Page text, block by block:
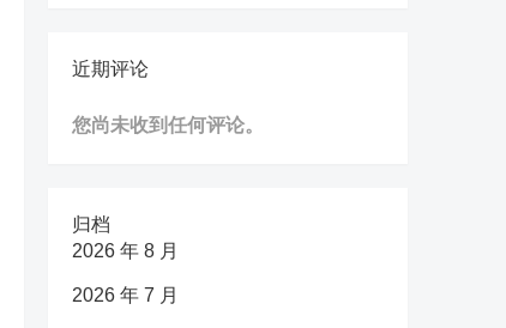
近期评论
您尚未收到任何评论。
归档
2026 年 8 月
2026 年 7 月